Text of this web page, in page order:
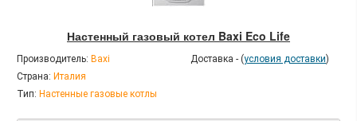
Настенный газовый котел Baxi Eco Life
Производитель: Baxi
Страна: Италия
Тип: Настенные газовые котлы
Доставка - (условия доставки)